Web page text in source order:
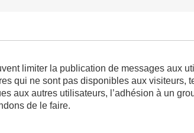
limiter la publication de messages aux
qui ne sont pas disponibles aux visiteurs,
aux autres utilisateurs, l’adhésion à un
de le faire.